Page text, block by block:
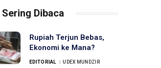
Dibaca
Rupiah Terjun Bebas,
Ekonomi ke Mana?
EDITORIAL UDEX MUNDZIR